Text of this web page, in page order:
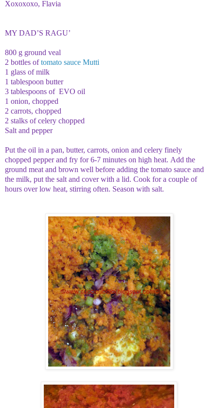
Xoxoxoxo, Flavia
MY DAD’S RAGU’
800 g ground veal
2 bottles oftomato sauce Mutti
1 glass of milk
1 tablespoon butter
3 tablespoons of EVO oil
1 onion, chopped
2 carrots, chopped
2 stalks of celery chopped
Salt and pepper
Put the oil in a pan, butter, carrots, onion and celery finely
chopped pepper and fry for 6-7 minutes on high heat. Add the
ground meat and brown well before adding the tomato sauce and
the milk, put the salt and cover with a lid. Cook for a couple of
hours over low heat, stirring often. Season with salt.